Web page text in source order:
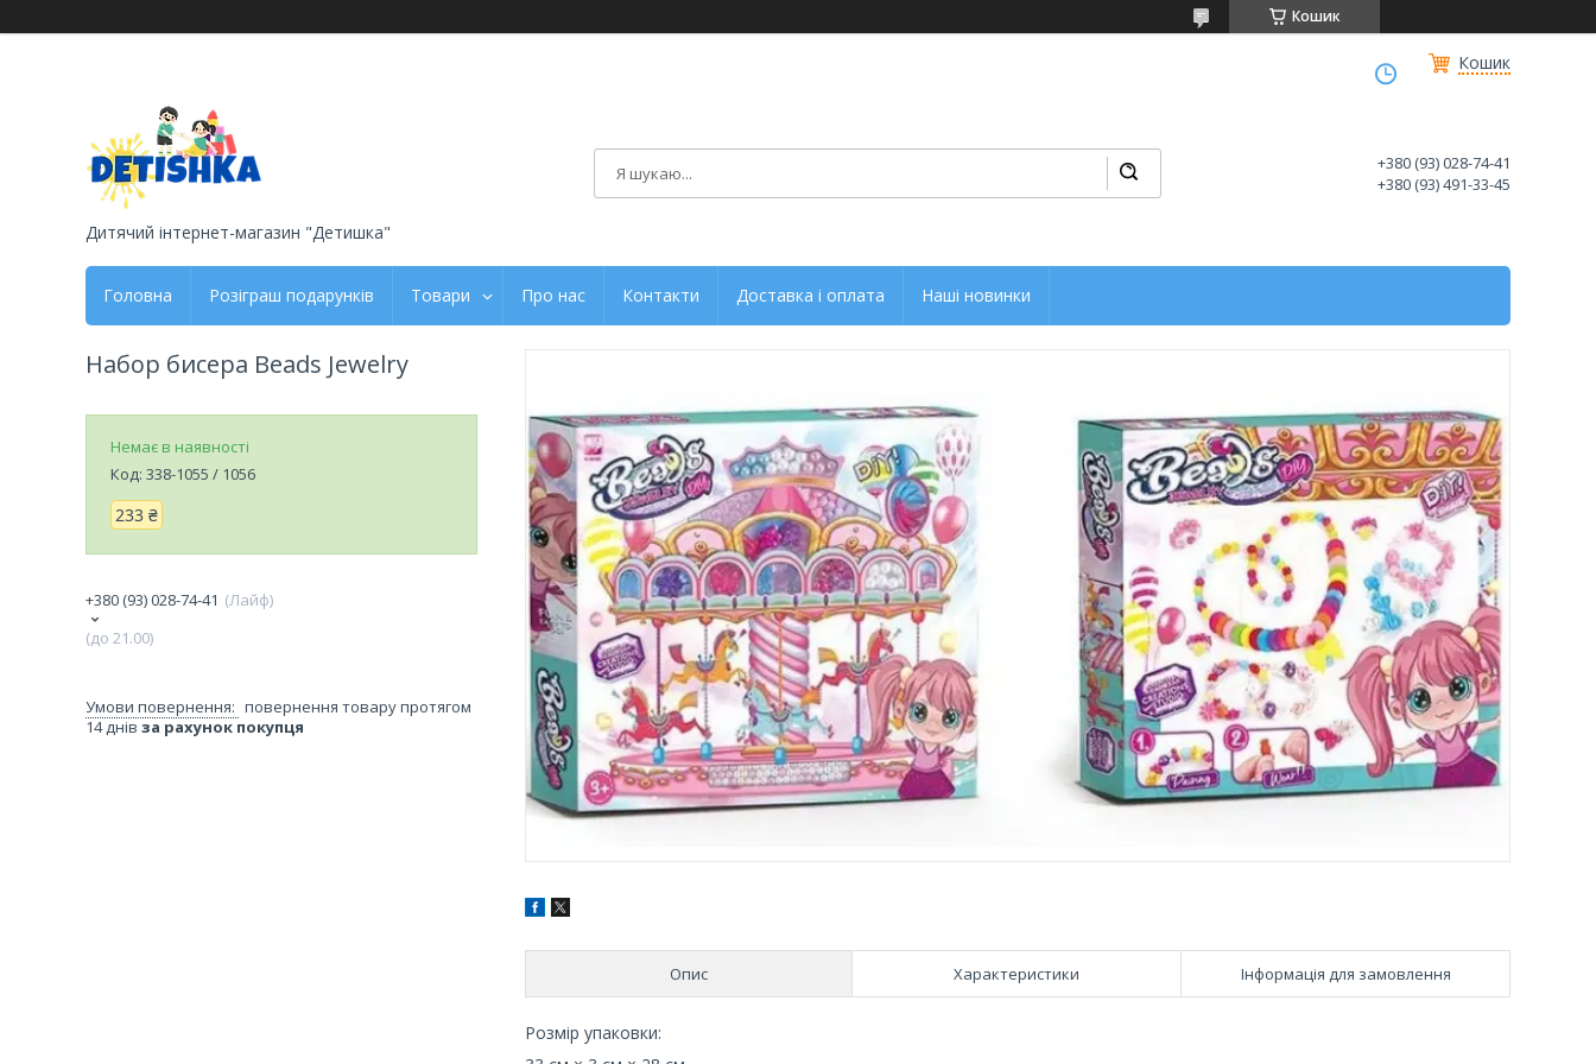
Кошик
Кошик
Дитячий інтернет-магазин "Детишка"
+380 (93) 028-74-41
+380 (93) 491-33-45
Головна Розіграш подарунків Товари Про нас Контакти Доставка і оплата Наші новинки
Опис Характеристики Інформація для замовлення
Розмір упаковки:
Набор бисера Beads Jewelry
Немає в наявності
Код: 338-1055 / 1056
233 ₴
+380 (93) 028-74-41
Лайф
(до 21.00)
повернення товару протягом
14 днів за рахунок покупця